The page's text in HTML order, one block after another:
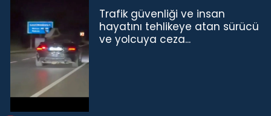
Trafik güvenliği ve insan
hayatını tehlikeye atan sürücü
ve yolcuya ceza...